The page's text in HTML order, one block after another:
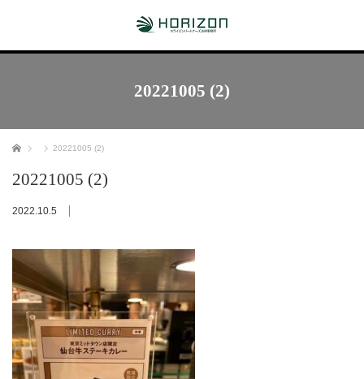
20221005 (2)
ホーム 20221005 (2)
20221005 (2)
2022.10.5